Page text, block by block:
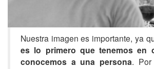
Nuestra imagen es importante, ya
es lo primero que tenemos en
conocemos a una persona. Por